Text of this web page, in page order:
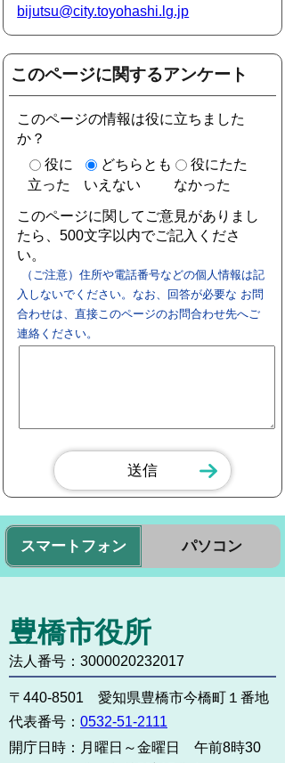
bijutsu@city.toyohashi.lg.jp
このページに関するアンケート
このページの情報は役に立ちました
か？
役に
立った
どちらとも
いえない
役にたた
なかった
このページに関してご意見がありまし
たら、500文字以内でご記入くださ
い。
（ご注意）住所や電話番号などの個人情報は記
入しないでください。なお、回答が必要な お問
合わせは、直接このページのお問合わせ先へご
連絡ください。
スマートフォン パソコン
豊橋市役所
法人番号：3000020232017
〒440-8501 愛知県豊橋市今橋町１番地
代表番号： 0532-51-2111
開庁日時： 月曜日～金曜日 午前8時30